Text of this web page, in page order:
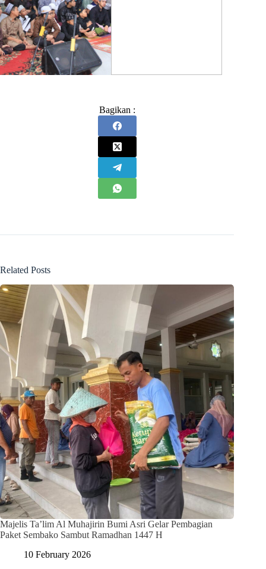
Bagikan :
Related Posts
Majelis Ta’lim Al Muhajirin Bumi Asri Gelar Pembagian
Paket Sembako Sambut Ramadhan 1447 H
10 February 2026